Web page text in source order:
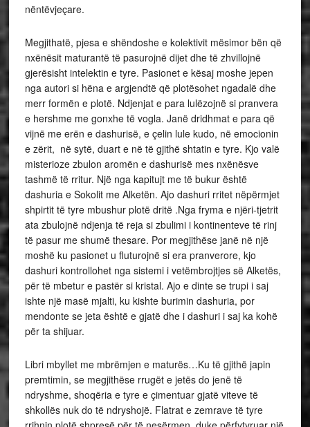
nëntëvjeçare.
Megjithatë, pjesa e shëndoshe e kolektivit mësimor bën që
nxënësit maturantë të pasurojnë dijet dhe të zhvillojnë
gjerësisht intelektin e tyre. Pasionet e kësaj moshe jepen
nga autori si hëna e argjendtë që plotësohet ngadalë dhe
merr formën e plotë. Ndjenjat e para lulëzojnë si pranvera
e hershme me gonxhe të vogla. Janë dridhmat e para që
vijnë me erën e dashurisë, e çelin lule kudo, në emocionin
e zërit, në sytë, duart e në të gjithë shtatin e tyre. Kjo valë
misterioze zbulon aromën e dashurisë mes nxënësve
tashmë të rritur. Një nga kapitujt me të bukur është
dashuria e Sokolit me Alketën. Ajo dashuri rritet nëpërmjet
shpirtit të tyre mbushur plotë dritë .Nga fryma e njëri-tjetrit
ata zbulojnë ndjenja të reja si zbulimi i kontinenteve të rinj
të pasur me shumë thesare. Por megjithëse janë në një
moshë ku pasionet u fluturojnë si era pranverore, kjo
dashuri kontrollohet nga sistemi i vetëmbrojtjes së Alketës,
për të mbetur e pastër si kristal. Ajo e dinte se trupi i saj
ishte një masë mjalti, ku kishte burimin dashuria, por
mendonte se jeta është e gjatë dhe i dashuri i saj ka kohë
për ta shijuar.
Libri mbyllet me mbrëmjen e maturës…Ku të gjithë japin
premtimin, se megjithëse rrugët e jetës do jenë të
ndryshme, shoqëria e tyre e çimentuar gjatë viteve të
shkollës nuk do të ndryshojë. Flatrat e zemrave të tyre